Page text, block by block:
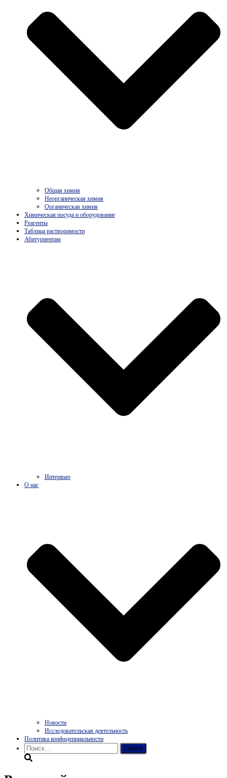
Общая химия
Неорганическая химия
Органическая химия
Химическая посуда и оборудование
Реагенты
Таблица растворимости
Абитуриентам
Интервью
О нас
Новости
Исследовательская деятельность
Политика конфиденциальности
Найти: